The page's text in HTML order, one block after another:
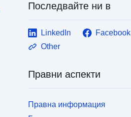
Последвайте ни в
LinkedIn Facebook
Other
Правни аспекти
Правна информация